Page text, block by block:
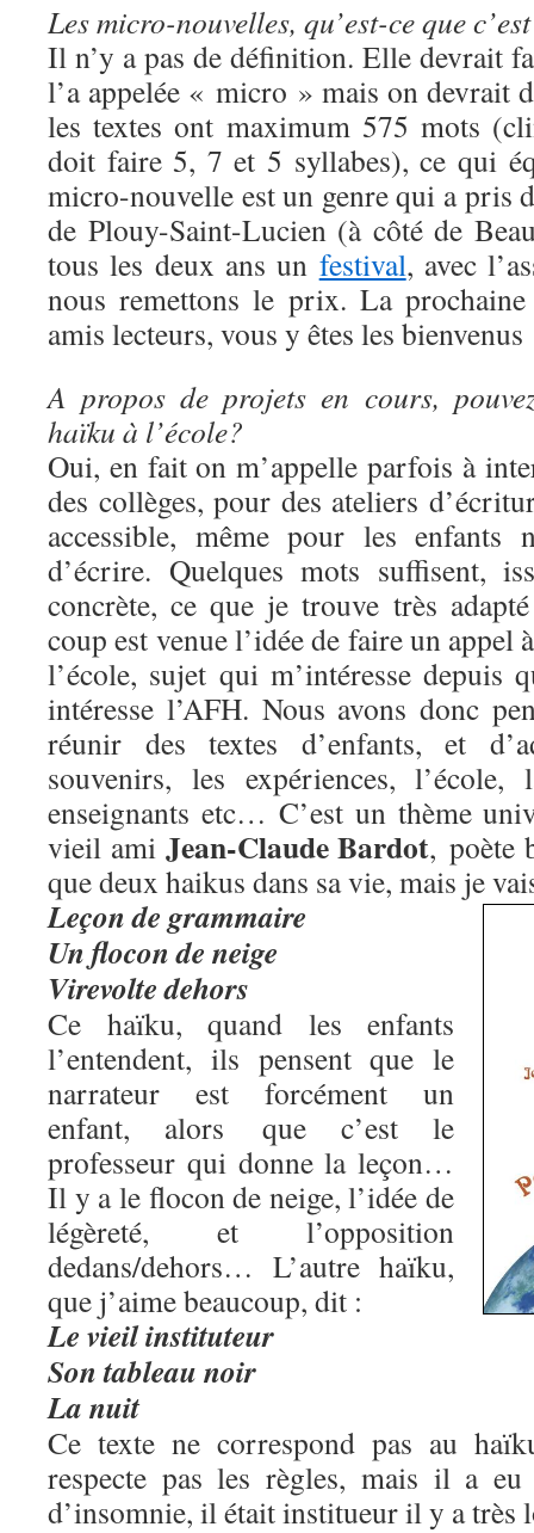
Les micro-nouvelles, qu’est-ce que
Il n’y a pas de définition. Elle devrait
l’a appelée « micro » mais on devrait
les textes ont maximum 575 mots
doit faire 5, 7 et 5 syllabes), ce qui
micro-nouvelle est un genre qui a pris
de Plouy-Saint-Lucien (à côté de
tous les deux ans un festival, avec
nous remettons le prix. La
amis lecteurs, vous y êtes les bienvenus
A propos de projets en cours,
haïku à l’école?
Oui, en fait on m’appelle parfois à
des collèges, pour des ateliers
accessible, même pour les enfants
d’écrire. Quelques mots suffisent,
concrète, ce que je trouve très
coup est venue l’idée de faire un appel
l’école, sujet qui m’intéresse depuis
intéresse l’AFH. Nous avons donc
réunir des textes d’enfants, et
souvenirs, les expériences,
enseignants etc… C’est un thème
vieil ami Jean-Claude Bardot, poète
que deux haikus dans sa vie, mais je
Leçon de grammaire
Un flocon de neige
Virevolte dehors
Ce haïku, quand les enfants
l’entendent, ils pensent que le
narrateur est forcément un
enfant, alors que c’est le
professeur qui donne la leçon…
Il y a le flocon de neige, l’idée de
légèreté, et l’opposition
dedans/dehors… L’autre haïku,
que j’aime beaucoup, dit :
Le vieil instituteur
Son tableau noir
La nuit
Ce texte ne correspond pas au
respecte pas les règles, mais il a
d’insomnie, il était institueur il y a